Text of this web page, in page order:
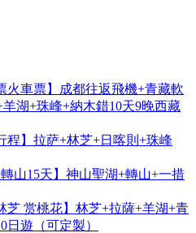
火車票】成都往返飛機+青藏軟
湖+珠峰+納木錯10天9晚西藏
程】拉萨+林芝+日喀則+珠峰
山15天】神山聖湖+轉山+一措
芝 赏桃花】林芝+拉薩+羊湖+青
日遊（可定製）